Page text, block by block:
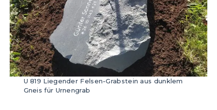
U 819 Liegender Felsen-Grabstein aus dunklem
Gneis für Urnengrab